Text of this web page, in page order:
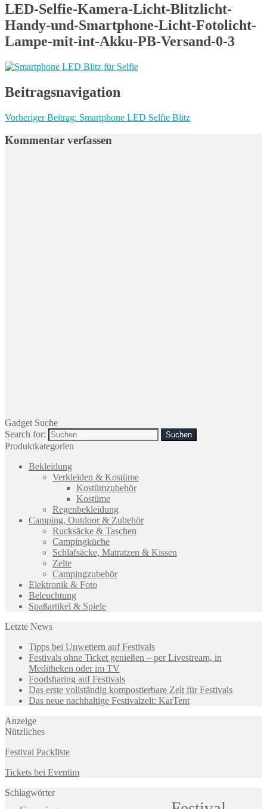
LED-Selfie-Kamera-Licht-Blitzlicht-
Handy-und-Smartphone-Licht-Fotolicht-
Lampe-mit-int-Akku-PB-Versand-0-3
Beitragsnavigation
Vorheriger Beitrag: Smartphone LED Selfie Blitz
Kommentar verfassen
Gadget Suche
Search for:
Produktkategorien
Bekleidung
Verkleiden & Kostüme
Kostümzubehör
Kostüme
Regenbekleidung
Camping, Outdoor & Zubehör
Rucksäcke & Taschen
Campingküche
Schlafsäcke, Matratzen & Kissen
Zelte
Campingzubehör
Elektronik & Foto
Beleuchtung
Spaßartikel & Spiele
Letzte News
Tipps bei Unwettern auf Festivals
Festivals ohne Ticket genießen – per Livestream, in
Meditheken oder im TV
Foodsharing auf Festivals
Das erste vollständig kompostierbare Zelt für Festivals
Das neue nachhaltige Festivalzelt: KarTent
Anzeige
Nützliches
Festival Packliste
Tickets bei Eventim
Schlagwörter